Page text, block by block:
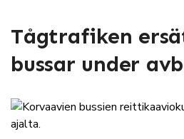
Tågtrafiken
bussar under